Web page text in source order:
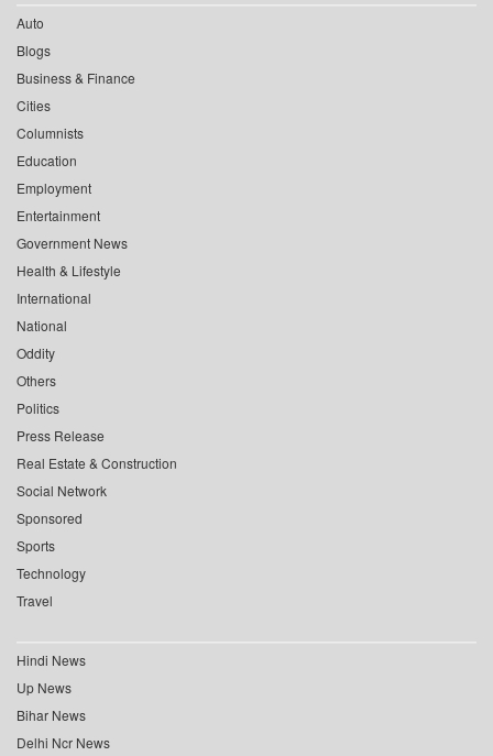
Auto
Blogs
Business & Finance
Cities
Columnists
Education
Employment
Entertainment
Government News
Health & Lifestyle
International
National
Oddity
Others
Politics
Press Release
Real Estate & Construction
Social Network
Sponsored
Sports
Technology
Travel
Hindi News
Up News
Bihar News
Delhi Ncr News